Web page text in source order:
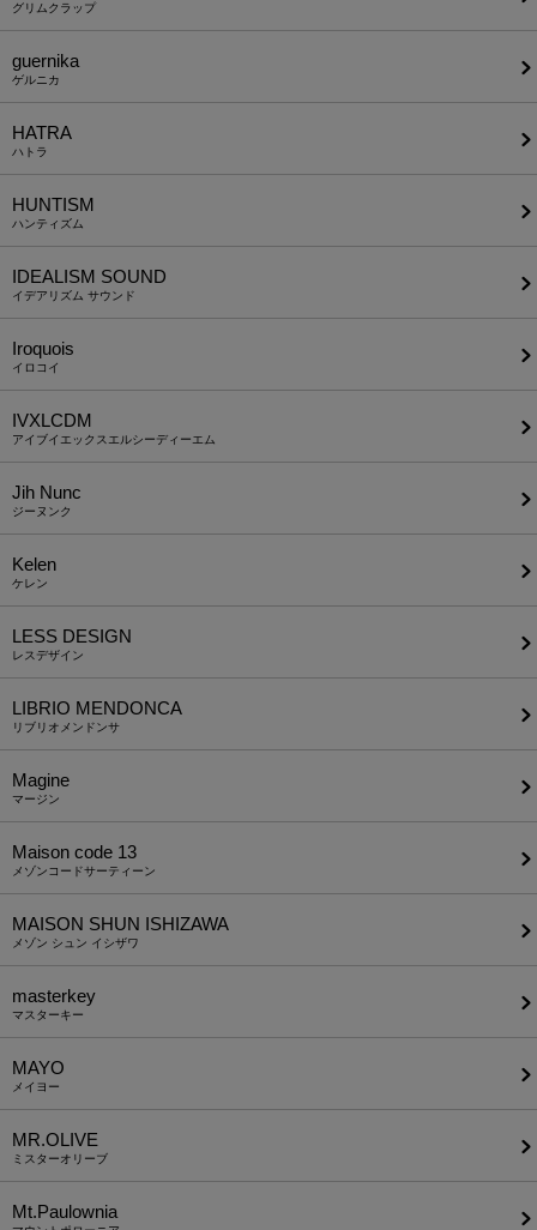
グリムクラップ
guernika
ゲルニカ
HATRA
ハトラ
HUNTISM
ハンティズム
IDEALISM SOUND
イデアリズム サウンド
Iroquois
イロコイ
IVXLCDM
アイブイエックスエルシーディーエム
Jih Nunc
ジーヌンク
Kelen
ケレン
LESS DESIGN
レスデザイン
LIBRIO MENDONCA
リブリオメンドンサ
Magine
マージン
Maison code 13
メゾンコードサーティーン
MAISON SHUN ISHIZAWA
メゾン シュン イシザワ
masterkey
マスターキー
MAYO
メイヨー
MR.OLIVE
ミスターオリーブ
Mt.Paulownia